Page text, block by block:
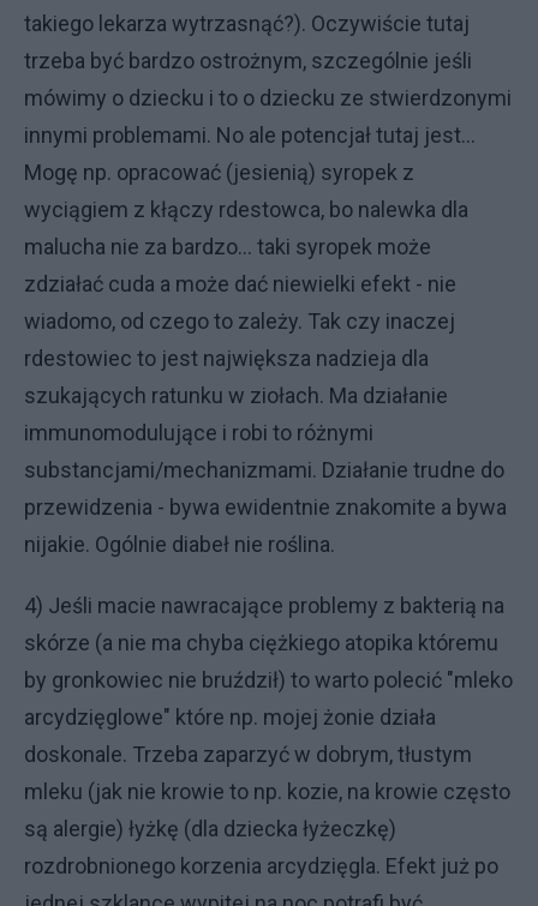
takiego lekarza wytrzasnąć?). Oczywiście tutaj
trzeba być bardzo ostrożnym, szczególnie jeśli
mówimy o dziecku i to o dziecku ze stwierdzonymi
innymi problemami. No ale potencjał tutaj jest...
Mogę np. opracować (jesienią) syropek z
wyciągiem z kłączy rdestowca, bo nalewka dla
malucha nie za bardzo... taki syropek może
zdziałać cuda a może dać niewielki efekt - nie
wiadomo, od czego to zależy. Tak czy inaczej
rdestowiec to jest największa nadzieja dla
szukających ratunku w ziołach. Ma działanie
immunomodulujące i robi to różnymi
substancjami/mechanizmami. Działanie trudne do
przewidzenia - bywa ewidentnie znakomite a bywa
nijakie. Ogólnie diabeł nie roślina.
4) Jeśli macie nawracające problemy z bakterią na
skórze (a nie ma chyba ciężkiego atopika któremu
by gronkowiec nie bruździł) to warto polecić "mleko
arcydzięglowe" które np. mojej żonie działa
doskonale. Trzeba zaparzyć w dobrym, tłustym
mleku (jak nie krowie to np. kozie, na krowie często
są alergie) łyżkę (dla dziecka łyżeczkę)
rozdrobnionego korzenia arcydzięgla. Efekt już po